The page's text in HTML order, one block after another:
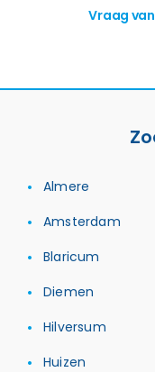
Vraag
Almere
Amsterdam
Blaricum
Diemen
Hilversum
Huizen